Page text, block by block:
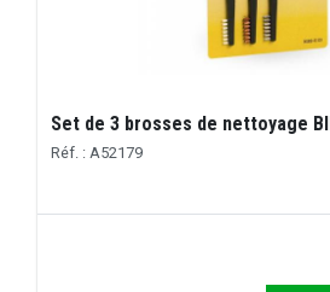
Set de 3 brosses de nettoyage
Réf. : A52179